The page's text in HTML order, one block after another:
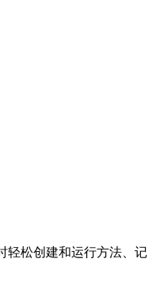
轻松创建和运行方法、记